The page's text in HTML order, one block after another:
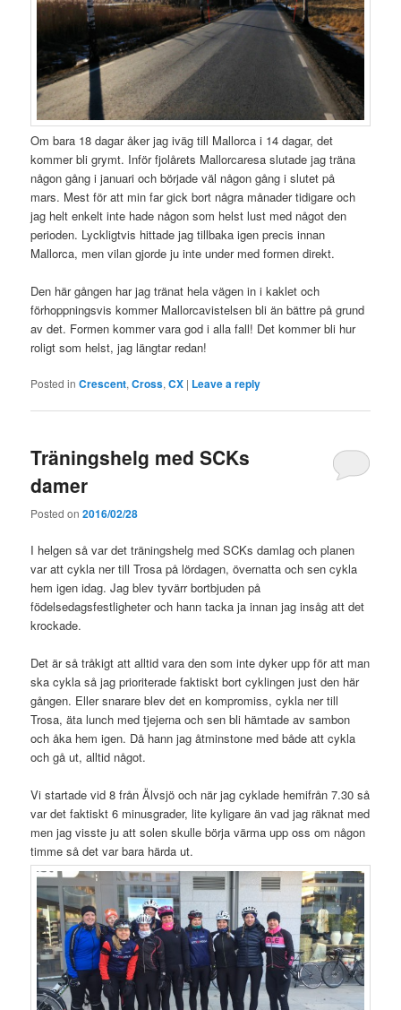
Om bara 18 dagar åker jag iväg till Mallorca i 14 dagar, det
kommer bli grymt. Inför fjolårets Mallorcaresa slutade jag träna
någon gång i januari och började väl någon gång i slutet på
mars. Mest för att min far gick bort några månader tidigare och
jag helt enkelt inte hade någon som helst lust med något den
perioden. Lyckligtvis hittade jag tillbaka igen precis innan
Mallorca, men vilan gjorde ju inte under med formen direkt.
Den här gången har jag tränat hela vägen in i kaklet och
förhoppningsvis kommer Mallorcavistelsen bli än bättre på grund
av det. Formen kommer vara god i alla fall! Det kommer bli hur
roligt som helst, jag längtar redan!
Posted in Crescent,Cross,CX | Leave a reply
Träningshelg med SCKs
damer
Posted on2016/02/28
I helgen så var det träningshelg med SCKs damlag och planen
var att cykla ner till Trosa på lördagen, övernatta och sen cykla
hem igen idag. Jag blev tyvärr bortbjuden på
födelsedagsfestligheter och hann tacka ja innan jag insåg att det
krockade.
Det är så tråkigt att alltid vara den som inte dyker upp för att man
ska cykla så jag prioriterade faktiskt bort cyklingen just den här
gången. Eller snarare blev det en kompromiss, cykla ner till
Trosa, äta lunch med tjejerna och sen bli hämtade av sambon
och åka hem igen. Då hann jag åtminstone med både att cykla
och gå ut, alltid något.
Vi startade vid 8 från Älvsjö och när jag cyklade hemifrån 7.30 så
var det faktiskt 6 minusgrader, lite kyligare än vad jag räknat med
men jag visste ju att solen skulle börja värma upp oss om någon
timme så det var bara härda ut.